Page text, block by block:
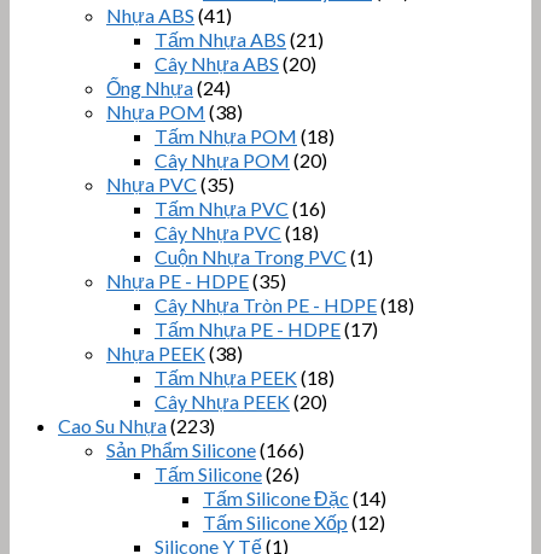
Nhựa ABS (41)
Tấm Nhựa ABS (21)
Cây Nhựa ABS (20)
Ống Nhựa(24)
Nhựa POM (38)
Tấm Nhựa POM (18)
Cây Nhựa POM (20)
Nhựa PVC (35)
Tấm Nhựa PVC (16)
Cây Nhựa PVC (18)
Cuộn Nhựa Trong PVC (1)
Nhựa PE - HDPE(35)
Cây Nhựa Tròn PE - HDPE(18)
Tấm Nhựa PE - HDPE(17)
Nhựa PEEK(38)
Tấm Nhựa PEEK(18)
Cây Nhựa PEEK(20)
Cao Su Nhựa(223)
Sản Phẩm Silicone(166)
Tấm Silicone(26)
Tấm Silicone Đặc (14)
Tấm Silicone Xốp (12)
Silicone Y Tế(1)